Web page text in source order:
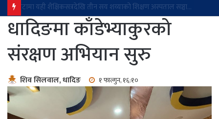
मनसुनजन्य विपद् पूर्वतयारीको प्रगति नियमित पेस गर्न निर्देशन
धादिङमा काँडेभ्याकुरको
संरक्षण अभियान सुरु
शिव सिलवाल, धादिङ १ फाल्गुन, १६:१०